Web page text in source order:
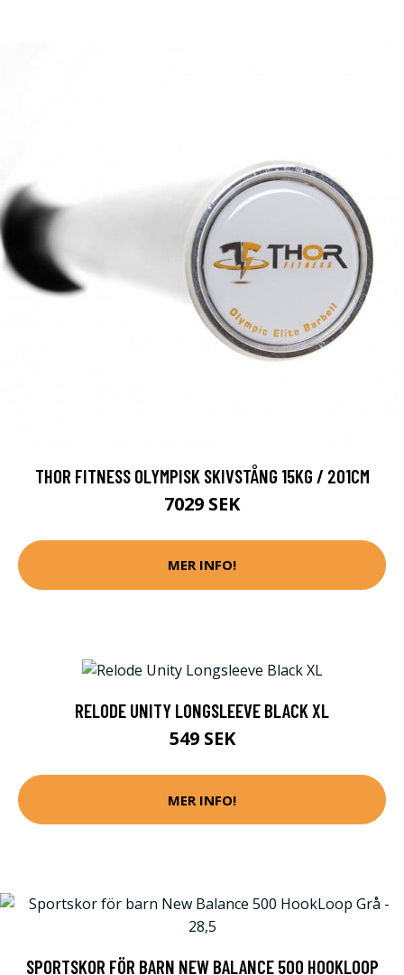
THOR FITNESS OLYMPISK SKIVSTÅNG 15KG / 201CM
7029 SEK
MER INFO!
RELODE UNITY LONGSLEEVE BLACK XL
549 SEK
MER INFO!
SPORTSKOR FÖR BARN NEW BALANCE 500 HOOKLOOP